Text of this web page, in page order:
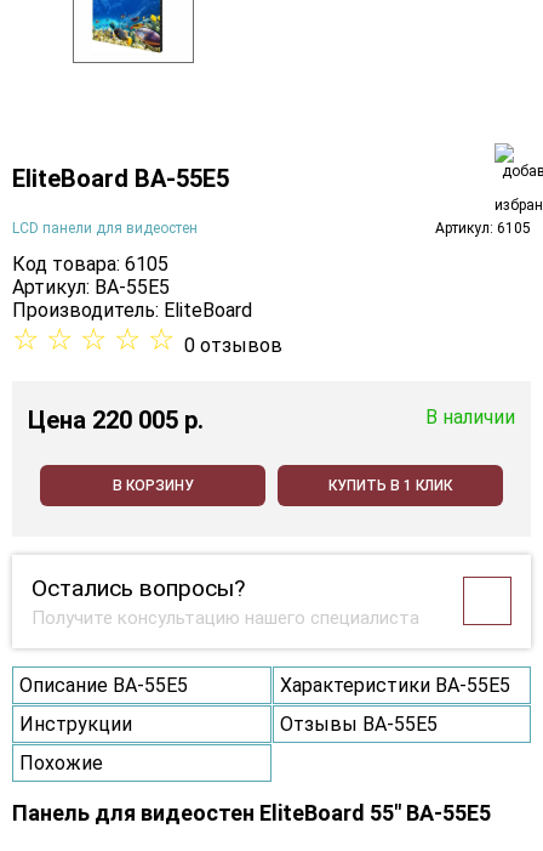
EliteBoard BA-55E5
LCD панели для видеостен Артикул: 6105
Код товара: 6105
Артикул: BA-55E5
Производитель: EliteBoard
☆ ☆ ☆ ☆ ☆ 0 отзывов
Цена 220 005 p. В наличии
В КОРЗИНУ КУПИТЬ В 1 КЛИК
Остались вопросы?
Получите консультацию нашего специалиста
Описание BA-55E5
Характеристики BA-55E5
Инструкции
Отзывы BA-55E5
Похожие
Панель для видеостен EliteBoard 55" BA-55E5